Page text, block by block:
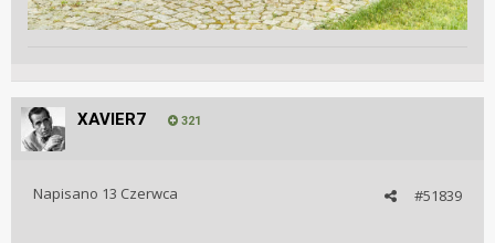
XAVIER7 321
#51839
Napisano 13 Czerwca